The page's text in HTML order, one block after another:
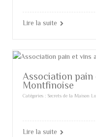
Lire la suite
Association pain
Montfinoise
Catégories : Secrets de la Maison
Lire la suite